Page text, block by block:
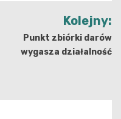
Kolejny:
Punkt zbiórki darów
wygasza działalność